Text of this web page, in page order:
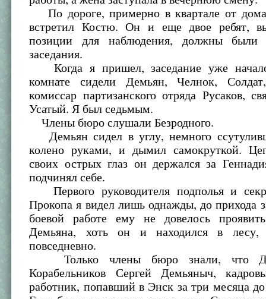
По дороге, примерно в квартале от дома
встретил Костю. Он и еще двое ребят,
позиции для наблюдения, должны были
заседания.
Когда я пришел, заседание уже
комнате сидели Демьян, Челнок,
комиссар партизанского отряда Русаков,
Усатый. Я был седьмым.
Члены бюро слушали Безродного.
Демьян сидел в углу, немного
колено руками, и дымил самокруткой.
своих острых глаз он держался за
подчинял себе.
Первого руководителя подполья и
Прокопа я видел лишь однажды, до прихода
боевой работе ему не довелось
Демьяна, хоть он и находился в
повседневно.
Только члены бюро знали, что
Корабельников Сергей Демьяныч,
работник, попавший в Энск за три месяца